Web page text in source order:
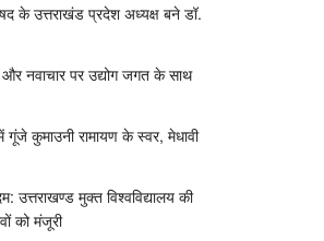
के उत्तराखंड प्रदेश अध्यक्ष बने डॉ.
और नवाचार पर उद्योग जगत के साथ
गूंजे कुमाउनी रामायण के स्वर, मेधावी
उत्तराखण्ड मुक्त विश्वविद्यालय की
को मंजूरी